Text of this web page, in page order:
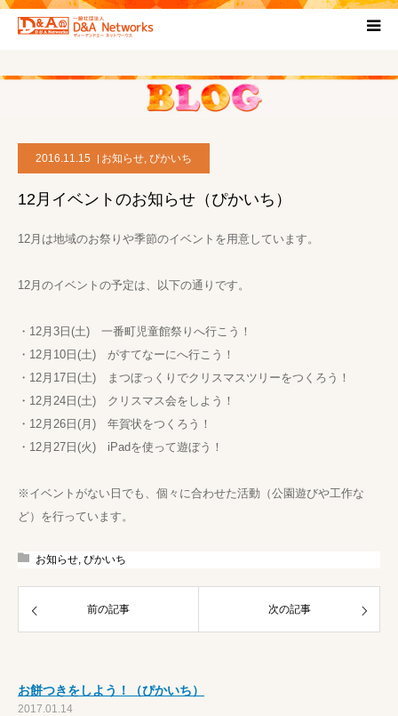
2016.11.15 お知らせ, ぴかいち
12月イベントのお知らせ（ぴかいち）
12月は地域のお祭りや季節のイベントを用意しています。
12月のイベントの予定は、以下の通りです。
・12月3日(土) 一番町児童館祭りへ行こう！
・12月10日(土) がすてなーにへ行こう！
・12月17日(土) まつぼっくりでクリスマスツリーをつくろう！
・12月24日(土) クリスマス会をしよう！
・12月26日(月) 年賀状をつくろう！
・12月27日(火) iPadを使って遊ぼう！
※イベントがない日でも、個々に合わせた活動（公園遊びや工作な
ど）を行っています。
お知らせ, ぴかいち
前の記事 次の記事
お餅つきをしよう！（ぴかいち）
2017.01.14
HOME
プロジェクト概要
お問い合わせ
ブログ
プライバシーポリシー